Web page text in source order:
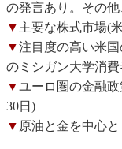
の発言あり。その
▼ 主要な株式市場(
▼注目度の高い米
のミシガン大学消
▼ユーロ圏の金融
30日)
▼ 原油と金を中心